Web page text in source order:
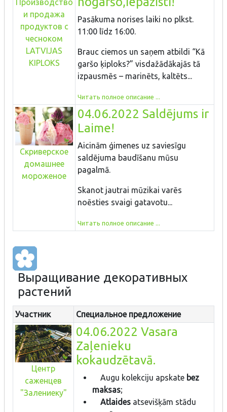
и продажа
продуктов с
чесноком
LATVIJAS
KIPLOKS
Pasākuma norises laiki no plkst.
11:00 līdz 16:00.
Brauc ciemos un saņem atbildi “Kā
garšo ķiploks?” visdažādākajās tā
izpausmēs – marinēts, kaltēts...
Читать полное описание ...
Скриверское
домашнее
мороженое
04.06.2022 Saldējums ir
Laime!
Aicinām ģimenes uz saviesīgu
saldējuma baudīšanu mūsu
pagalmā.
Skanot jautrai mūzikai varēs
noēsties svaigi gatavotu...
Читать полное описание ...
Выращивание декоративных
растений
Участник Специальное предложение
Центр
саженцев
"Залениеку"
04.06.2022 Vasara
Zaļenieku
kokaudzētavā.
Augu kolekciju apskate bez
maksas;
Atlaides atsevišķām stādu